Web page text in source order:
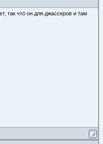
так что он для джассеров и там